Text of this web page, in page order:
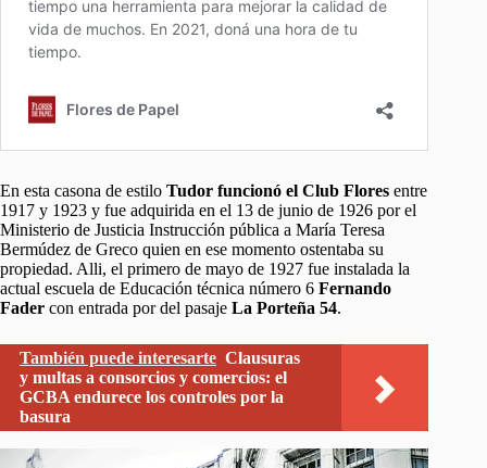
En esta casona de estilo Tudor funcionó el Club Flores entre
1917 y 1923 y fue adquirida en el 13 de junio de 1926 por el
Ministerio de Justicia Instrucción pública a María Teresa
Bermúdez de Greco quien en ese momento ostentaba su
propiedad. Alli, el primero de mayo de 1927 fue instalada la
actual escuela de Educación técnica número 6 Fernando
Fader con entrada por del pasaje La Porteña 54.
También puede interesarte Clausuras
y multas a consorcios y comercios: el
GCBA endurece los controles por la
basura